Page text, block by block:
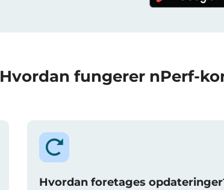
Hvordan fungerer nPerf-
Hvordan foretages